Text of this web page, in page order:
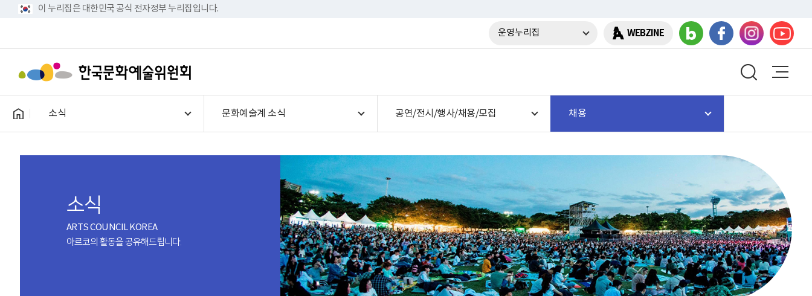
이 누리집은 대한민국 공식 전자정부 누리집입니다.
운영누리집 WEBZINE
소식 문화예술계 소식 공연/전시/행사/채용/모집 채용
소식
ARTS COUNCIL KOREA
아르코의 활동을 공유해드립니다.